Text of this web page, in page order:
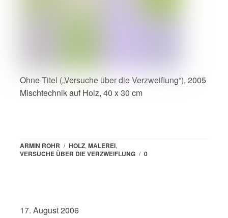
Ohne Titel („Versuche über die Verzweiflung“), 2005
Mischtechnik auf Holz, 40 x 30 cm
ARMIN ROHR / HOLZ, MALEREI,
VERSUCHE ÜBER DIE VERZWEIFLUNG / 0
17. August 2006